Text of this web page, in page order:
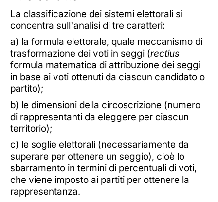
La classificazione dei sistemi elettorali si
concentra sull'analisi di tre caratteri:
a) la formula elettorale, quale meccanismo di
trasformazione dei voti in seggi (rectius
formula matematica di attribuzione dei seggi
in base ai voti ottenuti da ciascun candidato o
partito);
b) le dimensioni della circoscrizione (numero
di rappresentanti da eleggere per ciascun
territorio);
c) le soglie elettorali (necessariamente da
superare per ottenere un seggio), cioè lo
sbarramento in termini di percentuali di voti,
che viene imposto ai partiti per ottenere la
rappresentanza.